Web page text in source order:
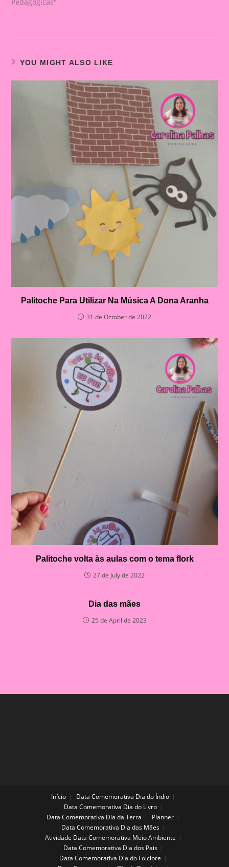
YOU MIGHT ALSO LIKE
Palitoche Para Utilizar Na Música A Dona Aranha
31 de October de 2022
Palitoche volta às aulas com o tema flork
27 de July de 2022
Dia das mães
25 de April de 2023
Início
Data Comemorativa Dia do Índio
Data Comemorativa Dia do Livro
Data Comemorativa Dia da Terra
Planner
Data Comemorativa Dia das Mães
Atividade Data Comemorativa Meio Ambiente
Data Comemorativa Dia dos Pais
Data Comemorativa Dia do Folclore